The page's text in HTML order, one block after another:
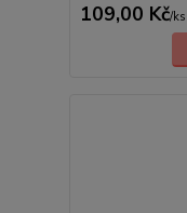
109,00 Kč/ks